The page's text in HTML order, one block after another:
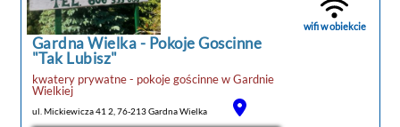
bidetem i wanną lub prysznicem. Goście
mogą podziwiać widok na ogród.
Wyposażenie ...
Gardna Wielka- Pokoje Goscinne
"Tak Lubisz"
kwatery prywatne - pokoje gościnnewGardnie
Wielkiej
ul. Mickiewicza 41 2, 76-213 Gardna Wielka
wifi w obiekcie